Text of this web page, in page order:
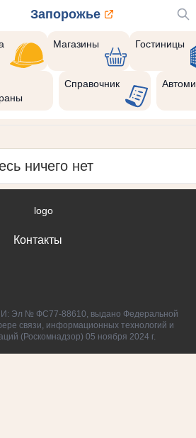
Запорожье
Магазины Гостиницы
Справочник
ничего нет
Контакты
Эл № ФС77-88610, выдано Федеральной
связи, информационных технологий и
(Роскомнадзор) 05 ноября 2024 г.